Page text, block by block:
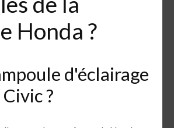
Honda ?
d'éclairage
?